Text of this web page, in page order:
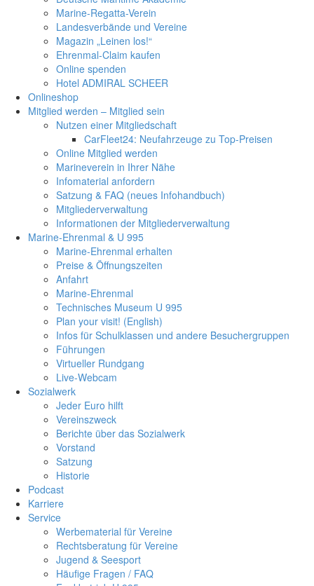
Marine-Regatta-Verein
Landesverbände und Vereine
Magazin „Leinen los!“
Ehrenmal-Claim kaufen
Online spenden
Hotel ADMIRAL SCHEER
Onlineshop
Mitglied werden – Mitglied sein
Nutzen einer Mitgliedschaft
CarFleet24: Neufahrzeuge zu Top-Preisen
Online Mitglied werden
Marineverein in Ihrer Nähe
Infomaterial anfordern
Satzung & FAQ (neues Infohandbuch)
Mitgliederverwaltung
Informationen der Mitgliederverwaltung
Marine-Ehrenmal & U 995
Marine-Ehrenmal erhalten
Preise & Öffnungszeiten
Anfahrt
Marine-Ehrenmal
Technisches Museum U 995
Plan your visit! (English)
Infos für Schulklassen und andere Besuchergruppen
Führungen
Virtueller Rundgang
Live-Webcam
Sozialwerk
Jeder Euro hilft
Vereinszweck
Berichte über das Sozialwerk
Vorstand
Satzung
Historie
Podcast
Karriere
Service
Werbematerial für Vereine
Rechtsberatung für Vereine
Jugend & Seesport
Häufige Fragen / FAQ